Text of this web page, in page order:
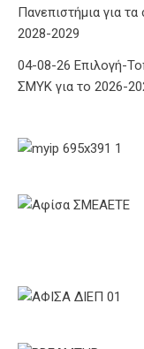
Πανεπιστήμια για
2028-2029
04-08-26 Επιλογή-
ΣΜΥΚ για το 2026-